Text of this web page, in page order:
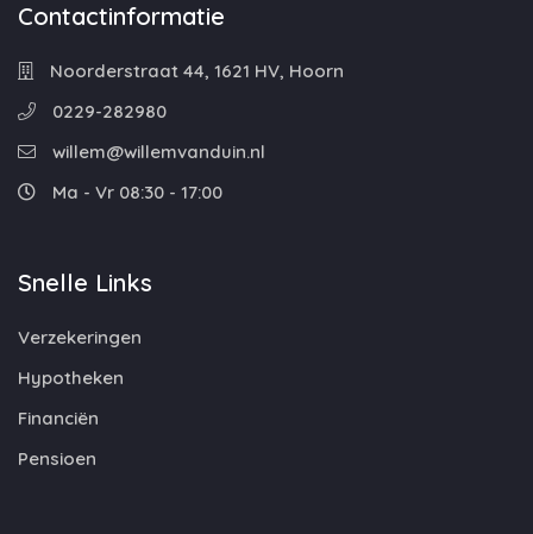
Contactinformatie
Noorderstraat 44, 1621 HV, Hoorn
0229-282980
willem@willemvanduin.nl
Ma - Vr 08:30 - 17:00
Snelle Links
Verzekeringen
Hypotheken
Financiën
Pensioen